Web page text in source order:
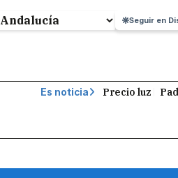
Seguir en
Es noticia Precio luz